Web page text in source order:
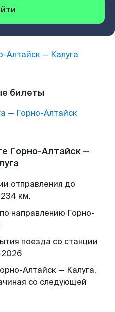
Алтайск— Калуга
билеты
— Горно-Алтайск
Горно-Алтайск —
отправления до
км.
направлению Горно-
поезда со станции
2026
Алтайск — Калуга,
со следующей